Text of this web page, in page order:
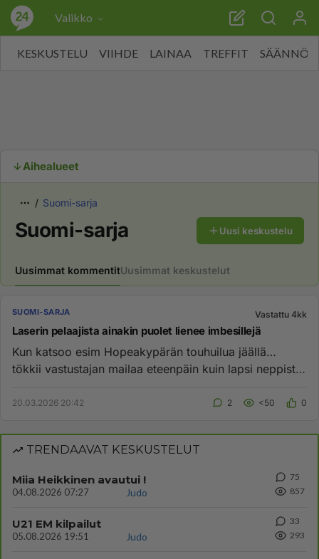
Valikko
KESKUSTELU VIIHDE LAINAA TREFFIT SÄÄNNÖT
Aihealueet
Suomi-sarja
Suomi-sarja Uusi keskustelu
Uusimmat kommentitUusimmat keskustelut
SUOMI-SARJA Vastattu 4kk
Laserin pelaajista ainakin puolet lienee imbesillejä
Kun katsoo esim Hopeakypärän touhuilua jäällä…
tökkii vastustajan mailaa eteenpäin kuin lapsi neppistä
20.03.2026 20:42 2 <50 0
TRENDAAVAT KESKUSTELUT
Miia Heikkinen avautui !
04.08.2026 07:27 Judo
75
857
U21 EM kilpailut
05.08.2026 19:51 Judo
33
293